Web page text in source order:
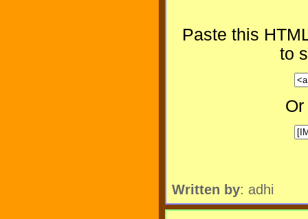
Paste this
to
Written by: adhi